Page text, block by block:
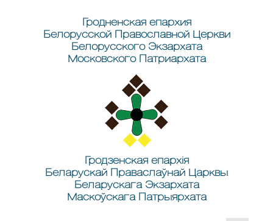
Гродненская епархия
Белорусской Православной Церкви
Белорусского Экзархата
Московского Патриархата
Гродзенская епархія
Беларускай Праваслаўнай Царквы
Беларускага Экзархата
Маскоўскага Патрыярхата